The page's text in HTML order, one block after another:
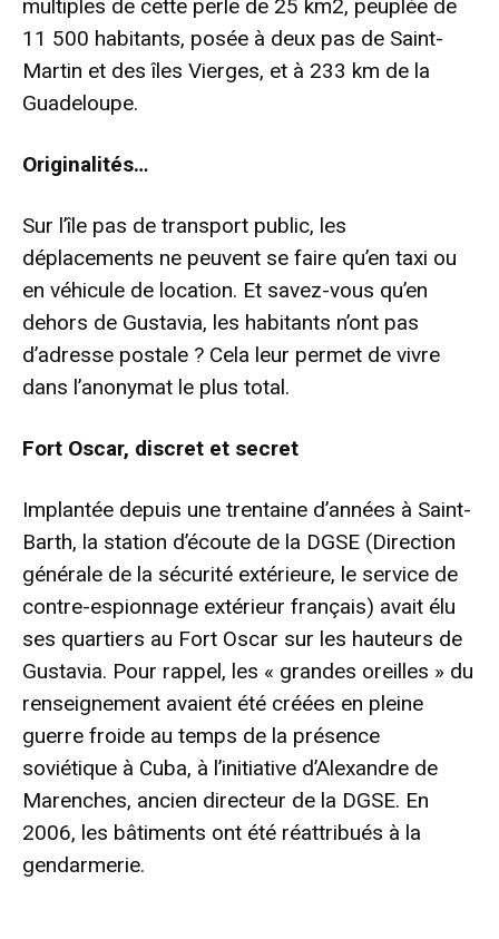
multiples de cette perle de 25 km2, peuplée de
11 500 habitants, posée à deux pas de Saint-
Martin et des îles Vierges, et à 233 km de la
Guadeloupe.
Originalités…
Sur l’île pas de transport public, les
déplacements ne peuvent se faire qu’en taxi ou
en véhicule de location. Et savez-vous qu’en
dehors de Gustavia, les habitants n’ont pas
d’adresse postale ? Cela leur permet de vivre
dans l’anonymat le plus total.
Fort Oscar, discret et secret
Implantée depuis une trentaine d’années à Saint-
Barth, la station d’écoute de la DGSE (Direction
générale de la sécurité extérieure, le service de
contre-espionnage extérieur français) avait élu
ses quartiers au Fort Oscar sur les hauteurs de
Gustavia. Pour rappel, les « grandes oreilles » du
renseignement avaient été créées en pleine
guerre froide au temps de la présence
soviétique à Cuba, à l’initiative d’Alexandre de
Marenches, ancien directeur de la DGSE. En
2006, les bâtiments ont été réattribués à la
gendarmerie.